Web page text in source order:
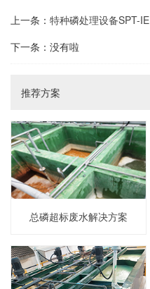
上一条： 特种磷处理设备SPT-IE
下一条：没有啦
推荐方案
总磷超标废水解决方案